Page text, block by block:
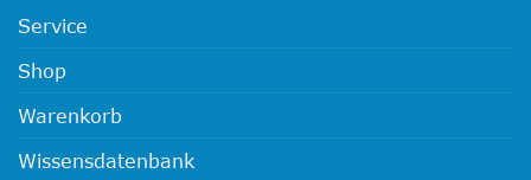
Service
Shop
Warenkorb
Wissensdatenbank